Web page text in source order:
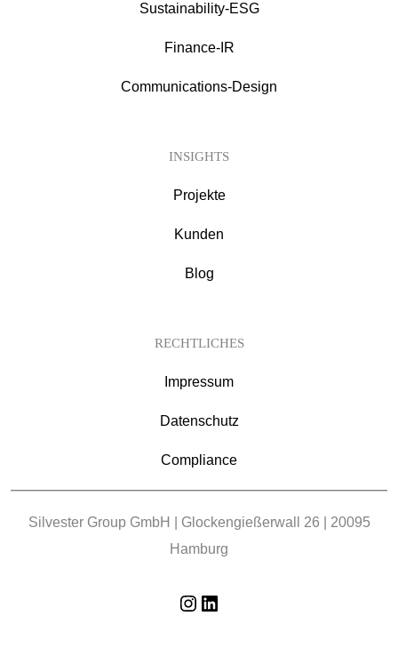
Sustainability-ESG
Finance-IR
Communications-Design
INSIGHTS
Projekte
Kunden
Blog
RECHTLICHES
Impressum
Datenschutz
Compliance
Silvester Group GmbH | Glockengießerwall 26 | 20095
Hamburg
Instagram LinkedIn